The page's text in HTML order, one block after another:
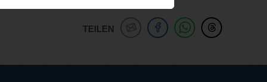
TEILEN